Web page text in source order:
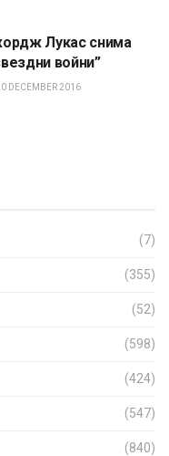
Лукас снима
войни”
DECEMBER 2016
(7)
(355)
(52)
(598)
(424)
(547)
(840)